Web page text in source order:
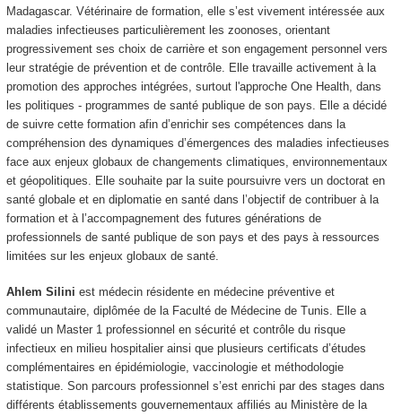
Madagascar. Vétérinaire de formation, elle s’est vivement intéressée aux
maladies infectieuses particulièrement les zoonoses, orientant
progressivement ses choix de carrière et son engagement personnel vers
leur stratégie de prévention et de contrôle. Elle travaille activement à la
promotion des approches intégrées, surtout l'approche One Health, dans
les politiques - programmes de santé publique de son pays. Elle a décidé
de suivre cette formation afin d’enrichir ses compétences dans la
compréhension des dynamiques d’émergences des maladies infectieuses
face aux enjeux globaux de changements climatiques, environnementaux
et géopolitiques. Elle souhaite par la suite poursuivre vers un doctorat en
santé globale et en diplomatie en santé dans l’objectif de contribuer à la
formation et à l’accompagnement des futures générations de
professionnels de santé publique de son pays et des pays à ressources
limitées sur les enjeux globaux de santé.
Ahlem Silini est médecin résidente en médecine préventive et
communautaire, diplômée de la Faculté de Médecine de Tunis. Elle a
validé un Master 1 professionnel en sécurité et contrôle du risque
infectieux en milieu hospitalier ainsi que plusieurs certificats d’études
complémentaires en épidémiologie, vaccinologie et méthodologie
statistique. Son parcours professionnel s’est enrichi par des stages dans
différents établissements gouvernementaux affiliés au Ministère de la